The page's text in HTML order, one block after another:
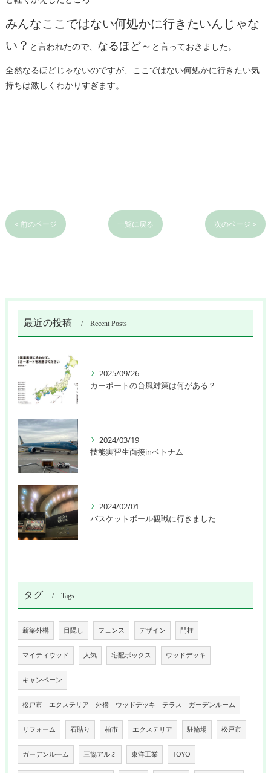
みんなここではない何処かに行きたいんじゃな
い？ と言われたので、 なるほど～ と言っておきました。
全然なるほどじゃないのですが、ここではない何処かに行きたい気
持ちは激しくわかりすぎます。
< 前のページ 一覧に戻る 次のページ >
最近の投稿 Recent Posts
2025/09/26
カーポートの台風対策は何がある？
2024/03/19
技能実習生面接inベトナム
2024/02/01
バスケットボール観戦に行きました
タグ Tags
新築外構 目隠し フェンス デザイン 門柱
マイティウッド 人気 宅配ボックス ウッドデッキ
キャンペーン
松戸市 エクステリア 外構 ウッドデッキ テラス ガーデンルーム
リフォーム 石貼り 柏市 エクステリア 駐輪場 松戸市
ガーデンルーム 三協アルミ 東洋工業 TOYO